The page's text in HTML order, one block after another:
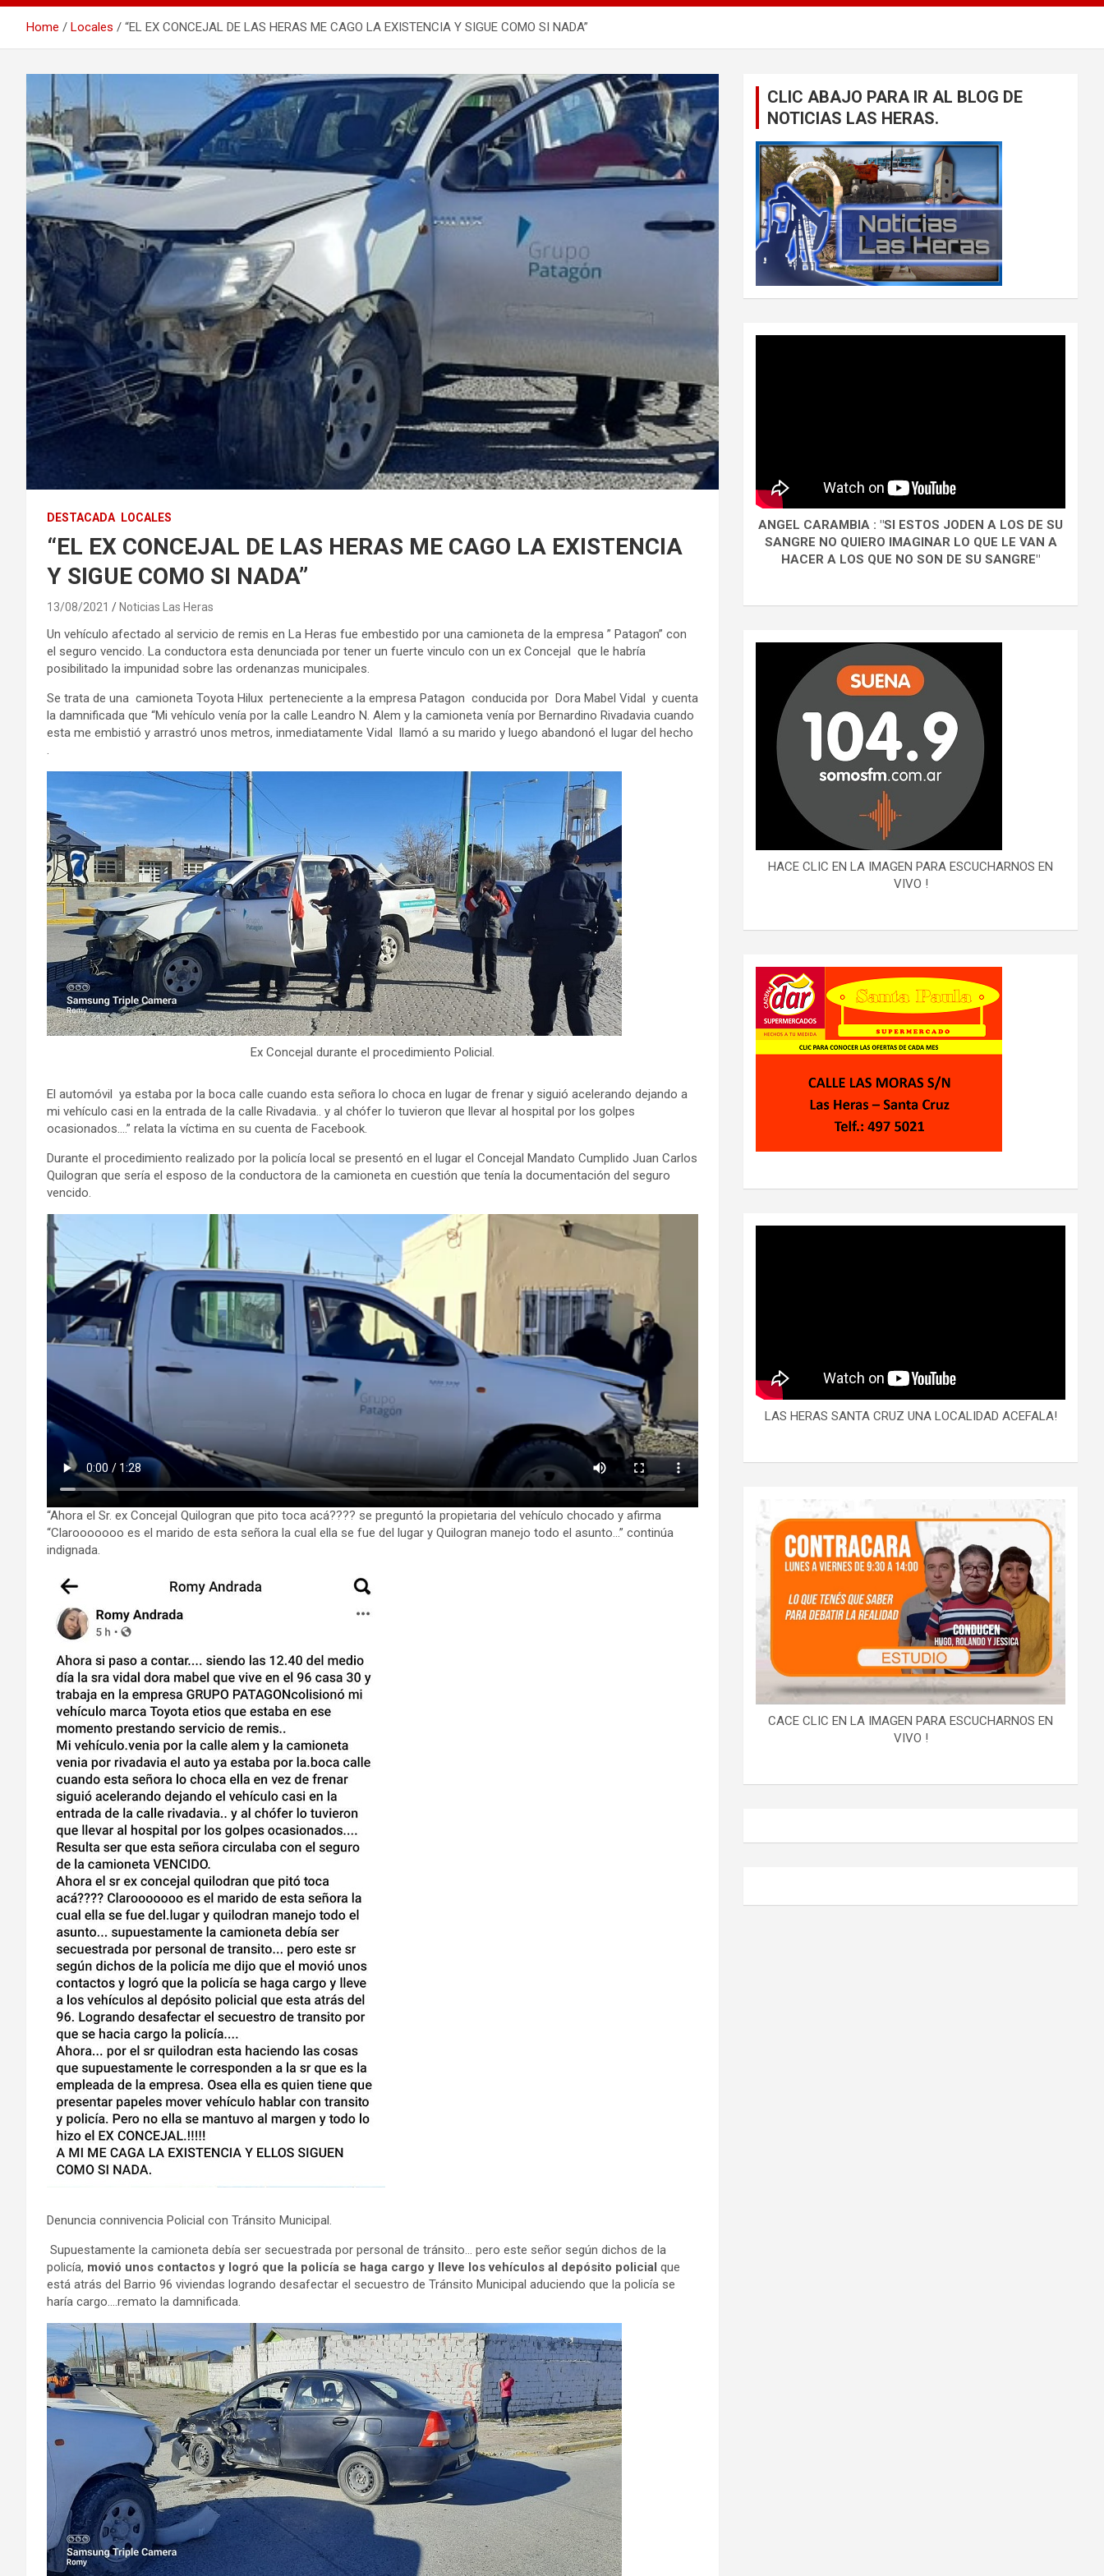
Home Locales “EL EX CONCEJAL DE LAS HERAS ME CAGO LA EXISTENCIA Y SIGUE COMO SI NADA”
DESTACADA LOCALES
“EL EX CONCEJAL DE LAS HERAS ME CAGO LA EXISTENCIA
Y SIGUE COMO SI NADA”
13/08/2021 Noticias Las Heras
Un vehículo afectado al servicio de remis en La Heras fue embestido por una camioneta de la empresa ” Patagon” con
el seguro vencido. La conductora esta denunciada por tener un fuerte vinculo con un ex Concejal que le habría
posibilitado la impunidad sobre las ordenanzas municipales.
Se trata de una camioneta Toyota Hilux perteneciente a la empresa Patagon conducida por Dora Mabel Vidal y cuenta
la damnificada que “Mi vehículo venía por la calle Leandro N. Alem y la camioneta venía por Bernardino Rivadavia cuando
esta me embistió y arrastró unos metros, inmediatamente Vidal llamó a su marido y luego abandonó el lugar del hecho
.
Ex Concejal durante el procedimiento Policial.
El automóvil ya estaba por la boca calle cuando esta señora lo choca en lugar de frenar y siguió acelerando dejando a
mi vehículo casi en la entrada de la calle Rivadavia.. y al chófer lo tuvieron que llevar al hospital por los golpes
ocasionados….” relata la víctima en su cuenta de Facebook.
Durante el procedimiento realizado por la policía local se presentó en el lugar el Concejal Mandato Cumplido Juan Carlos
Quilogran que sería el esposo de la conductora de la camioneta en cuestión que tenía la documentación del seguro
vencido.
“Ahora el Sr. ex Concejal Quilogran que pito toca acá???? se preguntó la propietaria del vehículo chocado y afirma
“Clarooooooo es el marido de esta señora la cual ella se fue del lugar y Quilogran manejo todo el asunto…” continúa
indignada.
Denuncia connivencia Policial con Tránsito Municipal.
Supuestamente la camioneta debía ser secuestrada por personal de tránsito… pero este señor según dichos de la
policía, movió unos contactos y logró que la policía se haga cargo y lleve los vehículos al depósito policial que
está atrás del Barrio 96 viviendas logrando desafectar el secuestro de Tránsito Municipal aduciendo que la policía se
haría cargo….remato la damnificada.
CLIC ABAJO PARA IR AL BLOG DE
NOTICIAS LAS HERAS.
ANGEL CARAMBIA : "SI ESTOS JODEN A LOS DE SU
SANGRE NO QUIERO IMAGINAR LO QUE LE VAN A
HACER A LOS QUE NO SON DE SU SANGRE"
HACE CLIC EN LA IMAGEN PARA ESCUCHARNOS EN
VIVO !
LAS HERAS SANTA CRUZ UNA LOCALIDAD ACEFALA!
CACE CLIC EN LA IMAGEN PARA ESCUCHARNOS EN
VIVO !